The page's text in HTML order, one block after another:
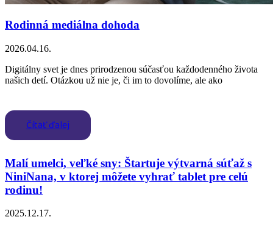
Rodinná mediálna dohoda
2026.04.16.
Digitálny svet je dnes prirodzenou súčasťou každodenného života
našich detí. Otázkou už nie je, či im to dovolíme, ale ako
Čítať ďalej
Malí umelci, veľké sny: Štartuje výtvarná súťaž s
NiniNana, v ktorej môžete vyhrať tablet pre celú
rodinu!
2025.12.17.